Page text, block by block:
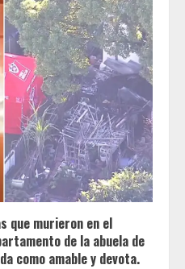
que murieron en el
de la abuela de
como amable y devota.